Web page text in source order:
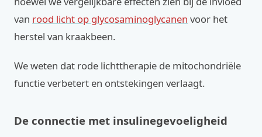
van rood licht op glycosaminoglycanen voor het
herstel van kraakbeen.
We weten dat rode lichttherapie de mitochondriële
functie verbetert en ontstekingen verlaagt.
De connectie met insulinegevoeligheid